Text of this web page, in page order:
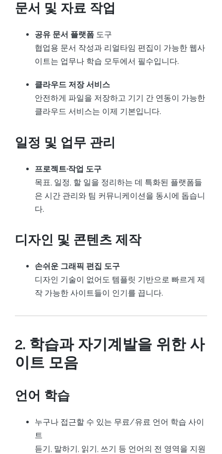
문서 및 자료 작업
공유 문서 플랫폼 도구
협업용 문서 작성과 리얼타임 편집이 가능한 웹사
이트는 업무나 학습 모두에서 필수입니다.
클라우드 저장 서비스
안전하게 파일을 저장하고 기기 간 연동이 가능한
클라우드 서비스는 이제 기본입니다.
일정 및 업무 관리
프로젝트·작업 도구
목표, 일정, 할 일을 정리하는 데 특화된 플랫폼들
은 시간 관리와 팀 커뮤니케이션을 동시에 돕습니
다.
디자인 및 콘텐츠 제작
손쉬운 그래픽 편집 도구
디자인 기술이 없어도 템플릿 기반으로 빠르게 제
작 가능한 사이트들이 인기를 끕니다.
2. 학습과 자기계발을 위한 사
이트 모음
언어 학습
누구나 접근할 수 있는 무료/유료 언어 학습 사이
트
듣기, 말하기, 읽기, 쓰기 등 언어의 전 영역을 지원